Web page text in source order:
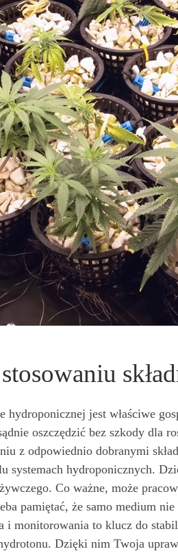
jest właściwe
oszczędzić bez szkody dla
z odpowiednio dobranymi
systemach hydroponicznych.
Co ważne, może
pamiętać, że samo medium
i monitorowania to klucz do
Dzięki nim Twoja